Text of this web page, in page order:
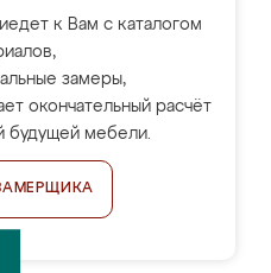
к Вам с каталогом
замеры,
окончательный расчёт
будущей мебели.